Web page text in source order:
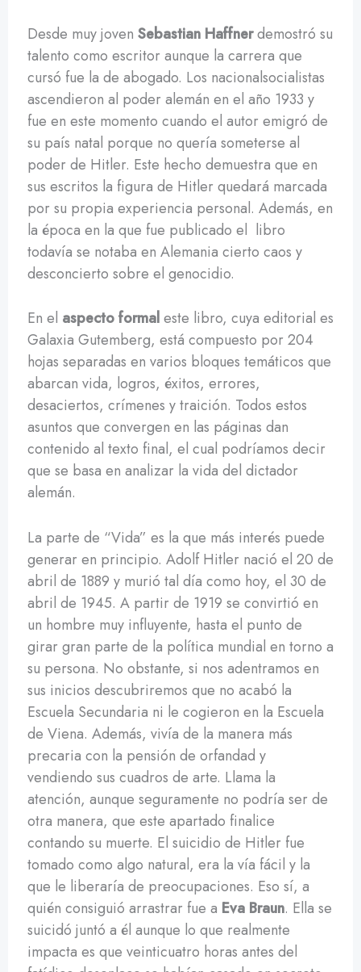
Desde muy joven Sebastian Haffnerdemostró su
talento como escritor aunque la carrera que
cursó fue la de abogado. Los nacionalsocialistas
ascendieron al poder alemán en el año 1933 y
fue en este momento cuando el autor emigró de
su país natal porque no quería someterse al
poder de Hitler. Este hecho demuestra que en
sus escritos la figura de Hitler quedará marcada
por su propia experiencia personal. Además, en
la época en la que fue publicado el libro
todavía se notaba en Alemania cierto caos y
desconcierto sobre el genocidio.
En el aspecto formaleste libro, cuya editorial es
Galaxia Gutemberg, está compuesto por 204
hojas separadas en varios bloques temáticos que
abarcan vida, logros, éxitos, errores,
desaciertos, crímenes y traición. Todos estos
asuntos que convergen en las páginas dan
contenido al texto final, el cual podríamos decir
que se basa en analizar la vida del dictador
alemán.
La parte de “Vida” es la que más interés puede
generar en principio. Adolf Hitler nació el 20 de
abril de 1889 y murió tal día como hoy, el 30 de
abril de 1945. A partir de 1919 se convirtió en
un hombre muy influyente, hasta el punto de
girar gran parte de la política mundial en torno a
su persona. No obstante, si nos adentramos en
sus inicios descubriremos que no acabó la
Escuela Secundaria ni le cogieron en la Escuela
de Viena. Además, vivía de la manera más
precaria con la pensión de orfandad y
vendiendo sus cuadros de arte. Llama la
atención, aunque seguramente no podría ser de
otra manera, que este apartado finalice
contando su muerte. El suicidio de Hitler fue
tomado como algo natural, era la vía fácil y la
que le liberaría de preocupaciones. Eso sí, a
quién consiguió arrastrar fue a Eva Braun. Ella se
suicidó juntó a él aunque lo que realmente
impacta es que veinticuatro horas antes del